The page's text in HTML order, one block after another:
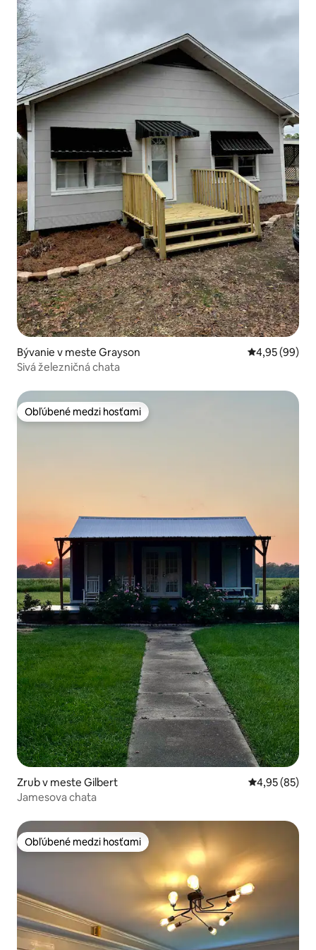
Bývanie v meste Grayson Priemerné
4,95 (99)
Sivá železničná chata
Obľúbené medzi hosťami
Obľúbené medzi hosťami
Zrub v meste Gilbert Priemerné
4,95 (85)
Jamesova chata
Obľúbené medzi hosťami
Obľúbené medzi hosťami